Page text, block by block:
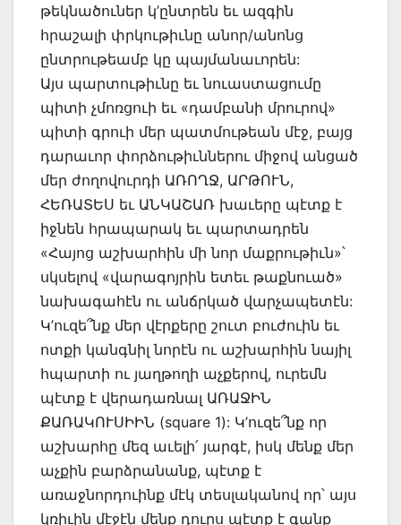
թեկնածուներ կ’ընտրեն եւ ազգին
հրաշալի փրկութիւնը անոր/անոնց
ընտրութեամբ կը պայմանաւորեն:
Այս պարտութիւնը եւ նուաստացումը
պիտի չմոռցուի եւ «դամբանի մրուրով»
պիտի գրուի մեր պատմութեան մէջ, բայց
դարաւոր փորձութիւններու միջով անցած
մեր ժողովուրդի ԱՌՈՂՋ, ԱՐԹՈՒՆ,
ՀԵՌԱՏԵՍ եւ ԱՆԿԱՇԱՌ խաւերը պէտք է
իջնեն հրապարակ եւ պարտադրեն
«Հայոց աշխարհին մի նոր մաքրութիւն»՝
սկսելով «վարագոյրին ետեւ թաքնուած»
նախագահէն ու անճրկած վարչապետէն:
Կ’ուզե՞նք մեր վէրքերը շուտ բուժուին եւ
ոտքի կանգնիլ նորէն ու աշխարհին նայիլ
հպարտի ու յաղթողի աչքերով, ուրեմն
պէտք է վերադառնալ ԱՌԱՋԻՆ
ՔԱՌԱԿՈՒՍԻԻՆ (square 1): Կ’ուզե՞նք որ
աշխարհը մեզ աւելի՛ յարգէ, իսկ մենք մեր
աչքին բարձրանանք, պէտք է
առաջնորդուինք մէկ տեսլականով որ՝ այս
կռիւին մէջէն մենք դուրս պէտք է գանք